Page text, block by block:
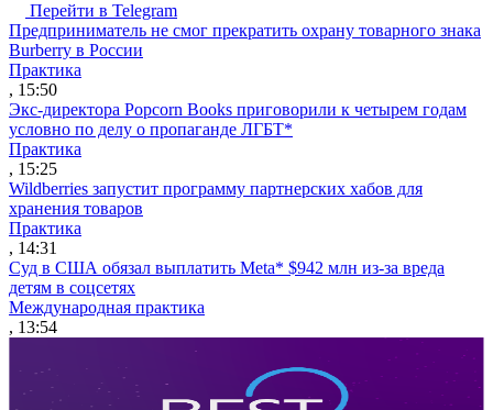
Перейти в Telegram
Предприниматель не смог прекратить охрану товарного знака
Burberry в России
Практика
, 15:50
Экс-директора Popcorn Books приговорили к четырем годам
условно по делу о пропаганде ЛГБТ*
Практика
, 15:25
Wildberries запустит программу партнерских хабов для
хранения товаров
Практика
, 14:31
Суд в США обязал выплатить Meta* $942 млн из-за вреда
детям в соцсетях
Международная практика
, 13:54